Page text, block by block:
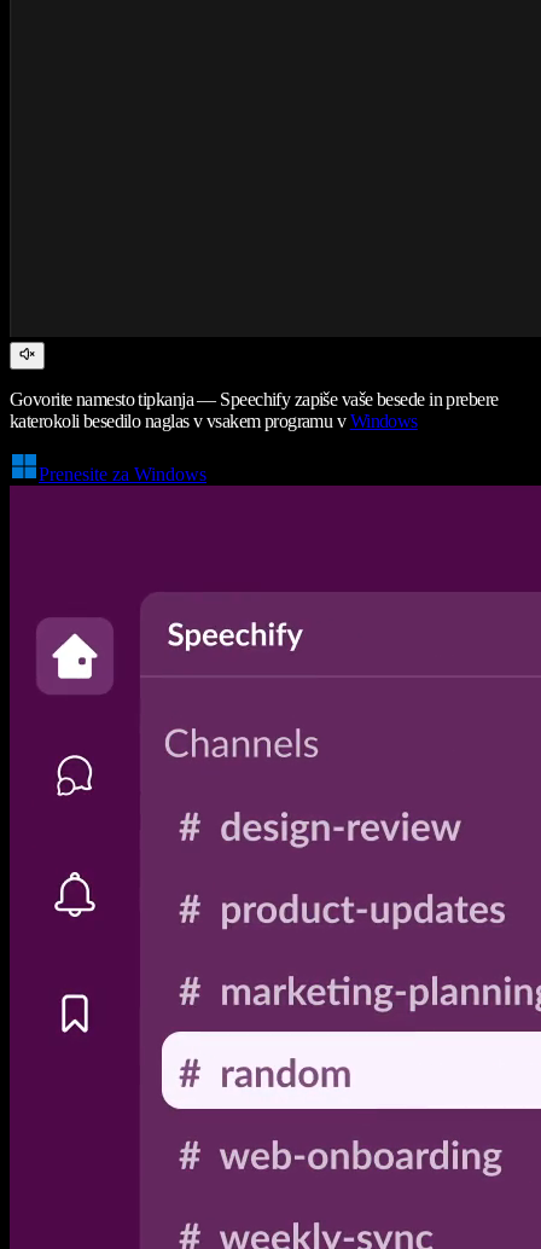
Govorite namesto tipkanja — Speechify zapiše vaše besede in prebere
katerokoli besedilo naglas v vsakem programu vWindows
Prenesite za Windows